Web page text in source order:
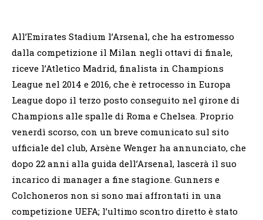
All’Emirates Stadium l’Arsenal, che ha estromesso
dalla competizione il Milan negli ottavi di finale,
riceve l’Atletico Madrid, finalista in Champions
League nel 2014 e 2016, che è retrocesso in Europa
League dopo il terzo posto conseguito nel girone di
Champions alle spalle di Roma e Chelsea. Proprio
venerdì scorso, con un breve comunicato sul sito
ufficiale del club, Arsène Wenger ha annunciato, che
dopo 22 anni alla guida dell’Arsenal, lascerà il suo
incarico di manager a fine stagione. Gunners e
Colchoneros non si sono mai affrontati in una
competizione UEFA; l’ultimo scontro diretto è stato